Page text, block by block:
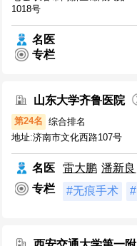
1018号
名医
专栏
山东大学齐鲁医院
第24名 综合排名
地址:济南市文化西路107号
名医 雷大鹏 潘新良
专栏
#无痕手术